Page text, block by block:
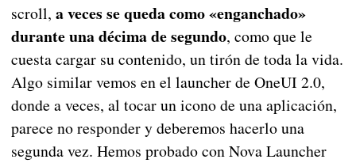
scroll, a veces se queda como «enganchado»
durante una décima de segundo, como que le
cuesta cargar su contenido, un tirón de toda la vida.
Algo similar vemos en el launcher de OneUI 2.0,
donde a veces, al tocar un icono de una aplicación,
parece no responder y deberemos hacerlo una
segunda vez. Hemos probado con Nova Launcher